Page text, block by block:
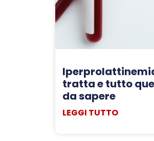
tratta e tutto
da sapere
LEGGI TUTTO